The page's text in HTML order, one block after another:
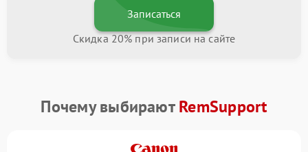
Записаться
Скидка 20% при записи на сайте
Почему выбираютRemSupport